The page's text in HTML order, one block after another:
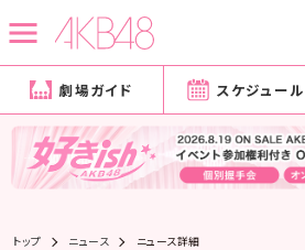
劇場ガイド スケジュール
トップ ニュース ニュース詳細